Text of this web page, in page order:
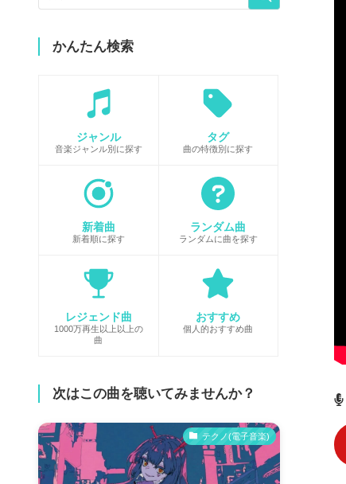
かんたん検索
ジャンル
音楽ジャンル別に探す
タグ
曲の特徴別に探す
新着曲
新着順に探す
ランダム曲
ランダムに曲を探す
レジェンド曲
1000万再生以上以上の
曲
おすすめ
個人的おすすめ曲
次はこの曲を聴いてみませんか？
テクノ(電子音楽)